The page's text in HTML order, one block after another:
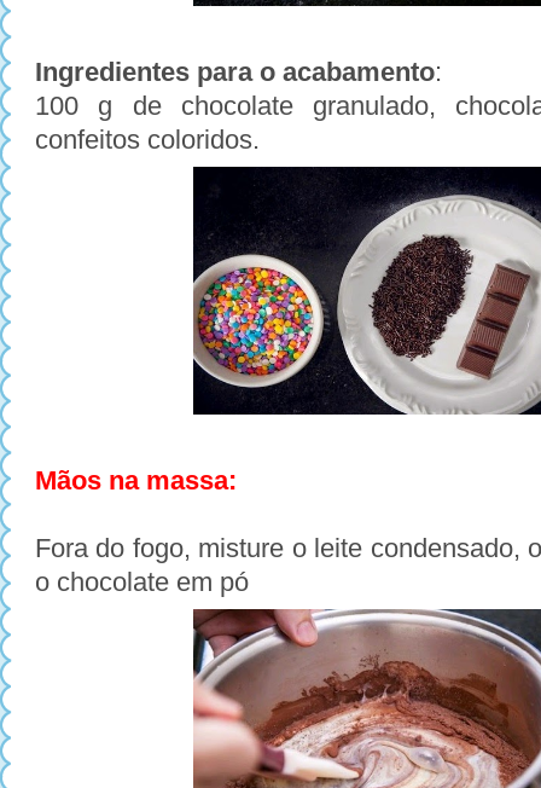
Ingredientes para o acabamento:
100 g de chocolate granulado,
confeitos coloridos.
Mãos na massa:
Fora do fogo, misture o leite condensado,
o chocolate em pó